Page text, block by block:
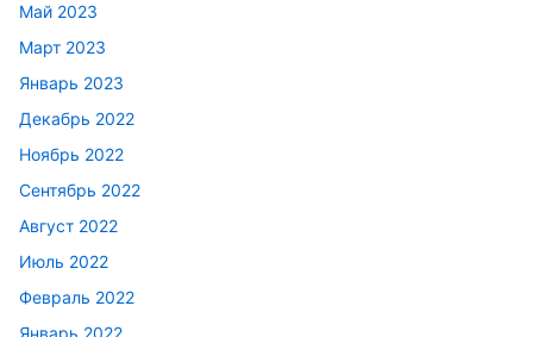
Май 2023
Март 2023
Январь 2023
Декабрь 2022
Ноябрь 2022
Сентябрь 2022
Август 2022
Июль 2022
Февраль 2022